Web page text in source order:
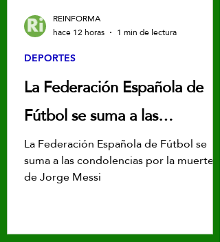
La Federación Española de
Fútbol se suma a las
condolencias por la muerte de
Jorge Messi
La Federación Española de Fútbol se
suma a las condolencias por la muerte
de Jorge Messi
DEPORTES
REINFORMA
hace 12 horas
1 min de lectura